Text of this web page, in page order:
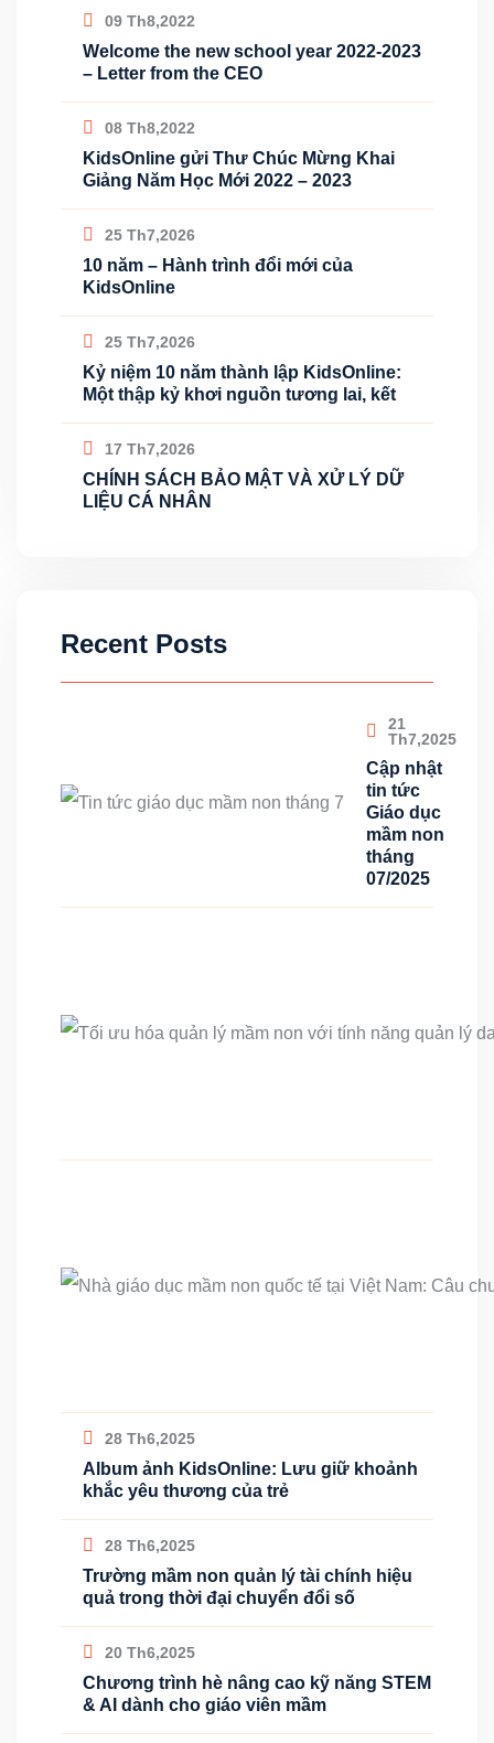
09 Th8,2022
Welcome the new school year 2022-2023
– Letter from the CEO
08 Th8,2022
KidsOnline gửi Thư Chúc Mừng Khai
Giảng Năm Học Mới 2022 – 2023
25 Th7,2026
10 năm – Hành trình đổi mới của
KidsOnline
25 Th7,2026
Kỷ niệm 10 năm thành lập KidsOnline:
Một thập kỷ khơi nguồn tương lai, kết
17 Th7,2026
CHÍNH SÁCH BẢO MẬT VÀ XỬ LÝ DỮ
LIỆU CÁ NHÂN
Recent Posts
21
Th7,2025
Cập nhật
tin tức
Giáo dục
mầm non
tháng
07/2025
28 Th6,2025
Album ảnh KidsOnline: Lưu giữ khoảnh
khắc yêu thương của trẻ
28 Th6,2025
Trường mầm non quản lý tài chính hiệu
quả trong thời đại chuyển đổi số
20 Th6,2025
Chương trình hè nâng cao kỹ năng STEM
& AI dành cho giáo viên mầm